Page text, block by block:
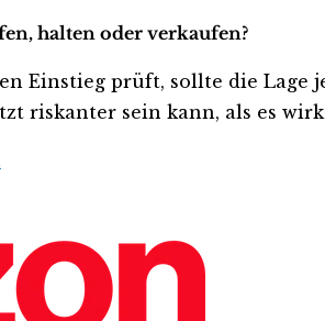
halten oder verkaufen?
Einstieg prüft, sollte die Lage
riskanter sein kann, als es